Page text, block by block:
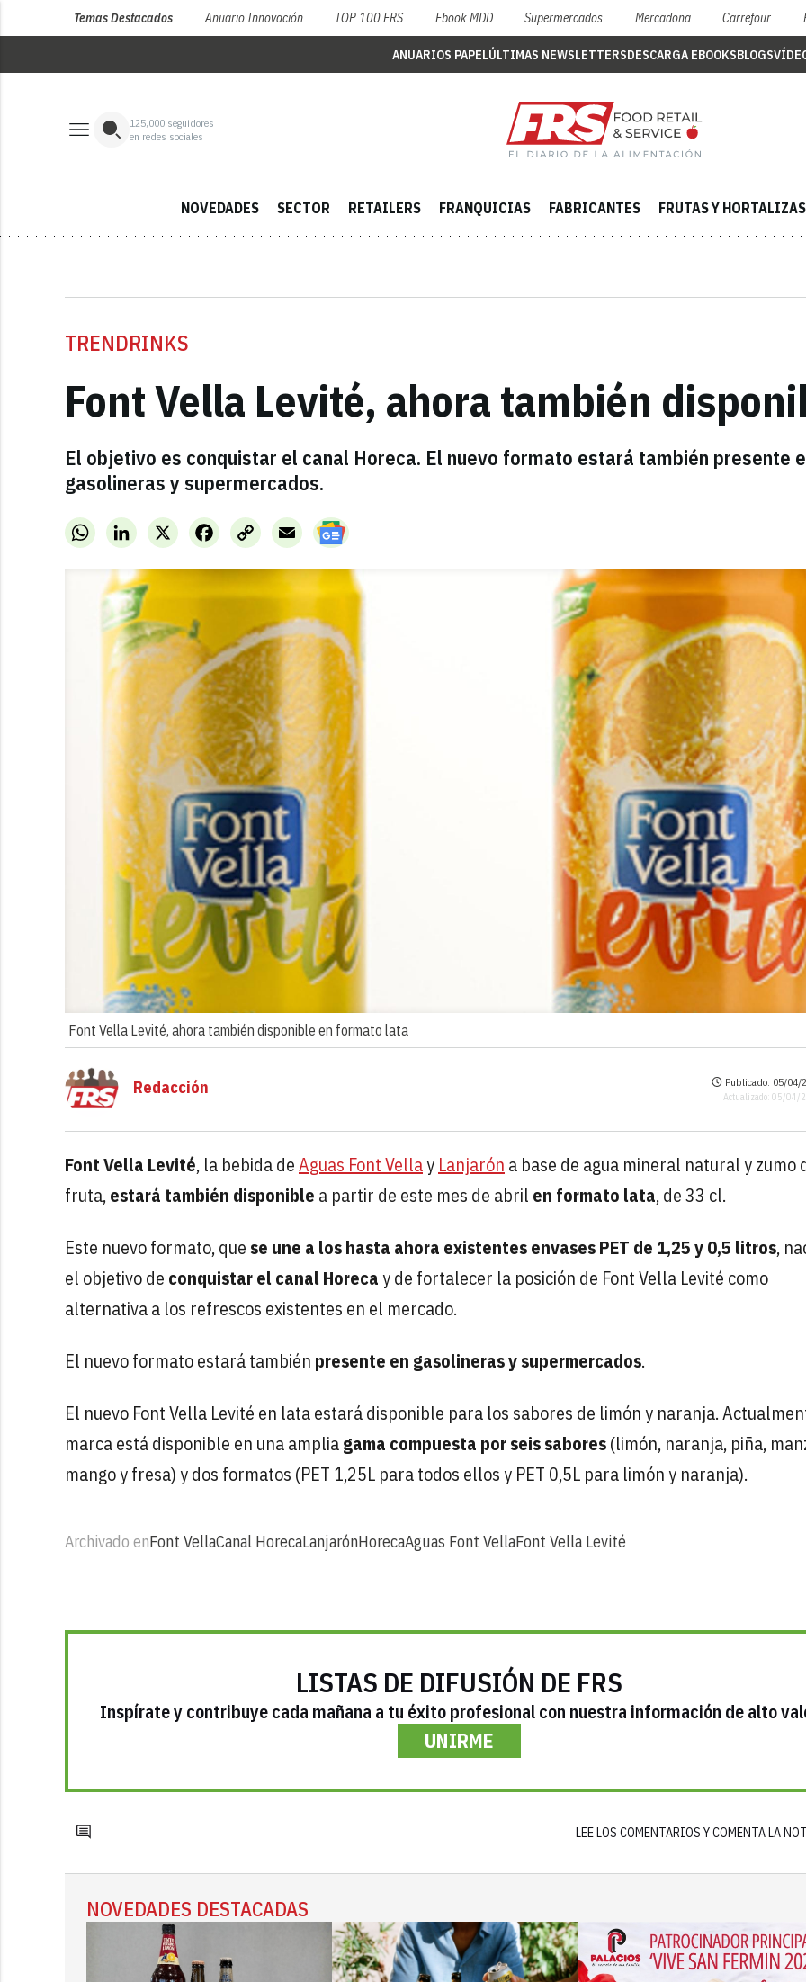
Temas Destacados Anuario Innovación TOP 100 FRS Ebook MDD Supermercados Mercadona Carrefour
ANUARIOS PAPELÚLTIMAS NEWSLETTERSDESCARGA EBOOKSBLOGS
125,000 seguidores
en redes sociales
NOVEDADES SECTOR RETAILERS FRANQUICIAS FABRICANTES FRUTAS Y HORTALIZAS
TRENDRINKS
Font Vella Levité, ahora también
El objetivo es conquistar el canal Horeca. El nuevo formato estará también presente
gasolineras y supermercados.
WhatsAppLinkedInX FacebookCopy
Link
Email
Font Vella Levité, ahora también disponible en formato lata
Redacción Publicado: 05/04/
Actualizado: 05/04/
Font Vella Levité, la bebida deAguas Font Vellay Lanjarón a base de agua mineral natural y zumo
fruta,estará también disponible a partir de este mes de abril en formato lata, de 33 cl.
Este nuevo formato, que se une a los hasta ahora existentes envases PET de 1,25 y 0,5 litros,
el objetivo de conquistar el canal Horecay de fortalecer la posición de Font Vella Levité como
alternativa a los refrescos existentes en el mercado.
El nuevo formato estará también presente en gasolineras y supermercados.
El nuevo Font Vella Levité en lata estará disponible para los sabores de limón y naranja.
marca está disponible en una ampliagama compuesta por seis sabores(limón, naranja, piña,
mango y fresa) y dos formatos (PET 1,25L para todos ellos y PET 0,5L para limón y naranja).
Archivado enFont VellaCanal HorecaLanjarónHorecaAguas Font VellaFont Vella Levité
LISTAS DE DIFUSIÓN DE FRS
Inspírate y contribuye cada mañana a tu éxito profesional con nuestra información de alto
UNIRME
LEE LOS COMENTARIOS Y COMENTA LA
NOVEDADES DESTACADAS